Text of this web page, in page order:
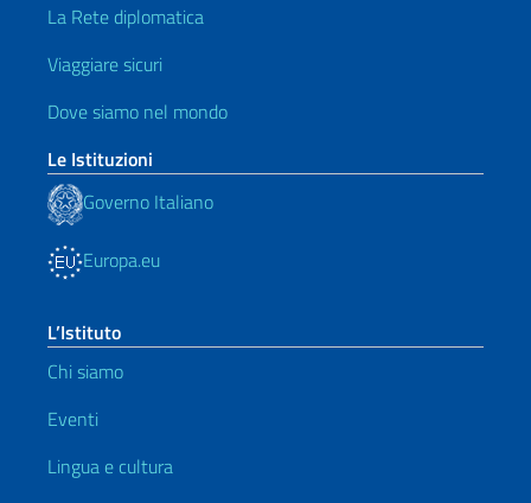
La Rete diplomatica
Viaggiare sicuri
Dove siamo nel mondo
Le Istituzioni
Governo Italiano
Europa.eu
L’Istituto
Chi siamo
Eventi
Lingua e cultura